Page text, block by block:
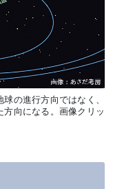
の進行方向ではなく、
向になる。画像クリッ